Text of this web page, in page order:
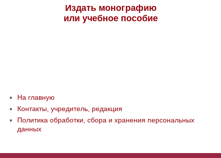
Издать монографию
или учебное пособие
На главную
Контакты, учредитель, редакция
Политика обработки, сбора и хранения персональных
данных